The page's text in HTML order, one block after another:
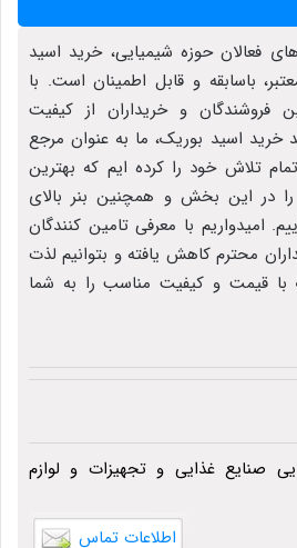
فعالان حوزه شیمیایی، خرید اسید
باسابقه و قابل اطمینان است. با
فروشندگان و خریداران از کیفیت
خرید اسید بوریک، ما به عنوان مرجع
تلاش خود را کرده ایم که بهترین
در این بخش و همچنین بنر بالای
امیدواریم با معرفی تامین کنندگان
محترم کاهش یافته و بتوانیم لذت
با قیمت و کیفیت مناسب را به شما
صنایع غذایی و تجهیزات و لوازم
اطلاعات تماس